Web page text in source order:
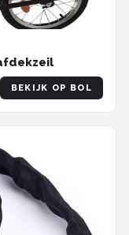
BEKIJK OP BOL